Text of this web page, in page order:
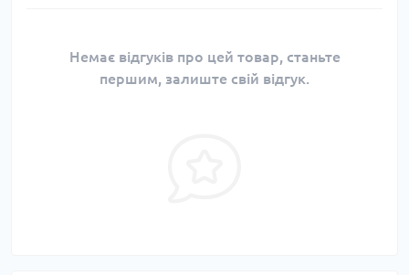
Немає відгуків про цей товар, станьте
першим, залиште свій відгук.